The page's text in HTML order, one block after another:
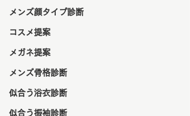
メンズ顔タイプ診断
コスメ提案
メガネ提案
メンズ骨格診断
似合う浴衣診断
似合う振袖診断